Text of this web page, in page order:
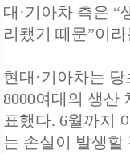
대·기아차 측은
리됐기 때문”이
현대·기아차는
8000여대의 생산
표했다. 6월까지
는 손실이 발생할